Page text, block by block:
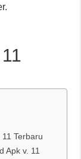
Terbaru
Apk v. 11